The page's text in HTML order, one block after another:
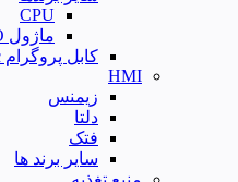
CPU
ماژول I/O
کابل پروگرام plc
HMI
زیمنس
دلتا
فتک
سایر برند ها